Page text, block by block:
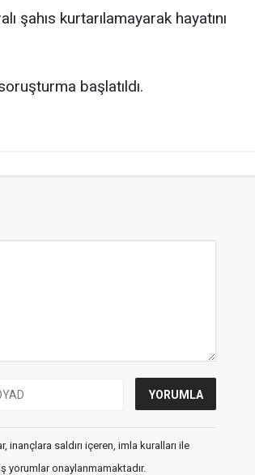
şahıs kurtarılamayarak hayatını
başlatıldı.
saldırı içeren, imla kuralları ile
yorumlar onaylanmamaktadır.